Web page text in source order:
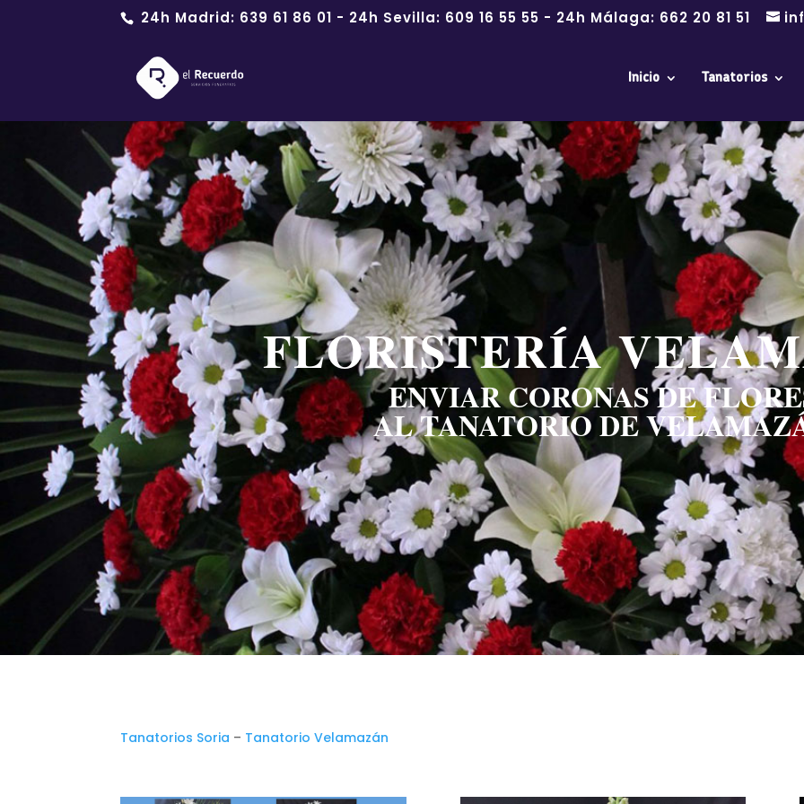
24h Madrid: 639 61 86 01 - 24h Sevilla: 609 16 55 55 - 24h Málaga: 662 20 81 51
Inicio Tanatorios
FLORISTERÍA
ENVIAR CORONAS DE
AL TANATORIO DE
Tanatorios Soria – Tanatorio Velamazán